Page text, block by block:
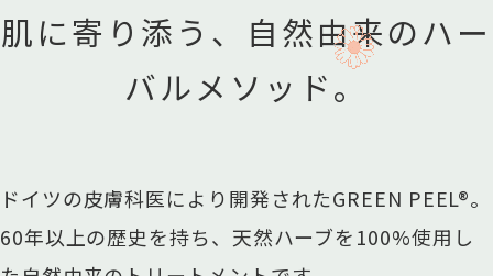
肌に寄り添う、自然由来のハー
バルメソッド。
ドイツの皮膚科医により開発されたGREEN PEEL®。
60年以上の歴史を持ち、天然ハーブを100%使用し